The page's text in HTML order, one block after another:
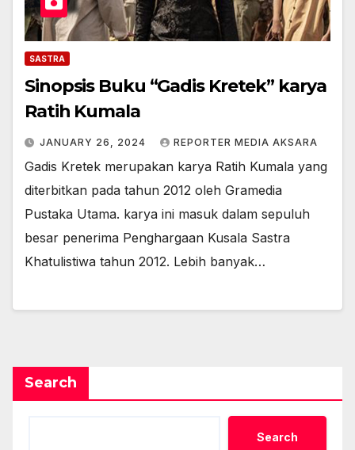
SASTRA
Sinopsis Buku “Gadis Kretek” karya
Ratih Kumala
JANUARY 26, 2024 REPORTER MEDIA AKSARA
Gadis Kretek merupakan karya Ratih Kumala yang
diterbitkan pada tahun 2012 oleh Gramedia
Pustaka Utama. karya ini masuk dalam sepuluh
besar penerima Penghargaan Kusala Sastra
Khatulistiwa tahun 2012. Lebih banyak…
Search
Search